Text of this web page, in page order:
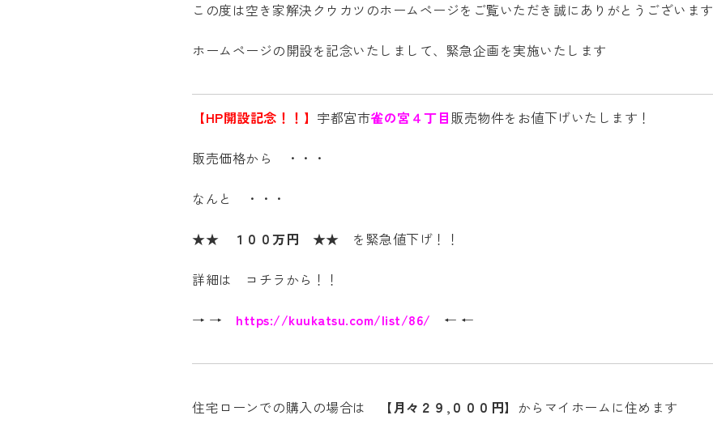
この度は空き家解決クウカツのホームページをご覧いただき誠にありがとうございます
ホームページの開設を記念いたしまして、緊急企画を実施いたします
【HP開設記念！！】 宇都宮市雀の宮４丁目 販売物件をお値下げいたします！
販売価格から ・・・
なんと ・・・
★★ １００万円 ★★ を緊急値下げ！！
詳細は コチラから！！
→ → https://kuukatsu.com/list/86/ ← ←
住宅ローンでの購入の場合は 【月々２９,０００円】 からマイホームに住めます